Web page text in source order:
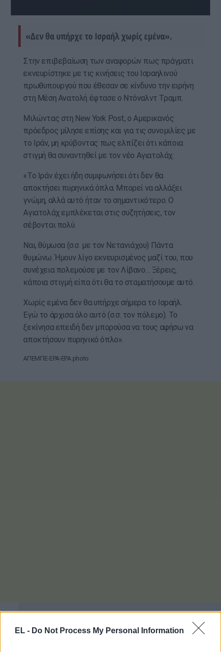
EL - Do Not Process My Personal Information
«Δεν θα υπήρχε το Ισραήλ χωρίς εμένα».
Στην επιβεβαίωση των αναφορών πως πράγματι
εκνευρίστηκε με τις κινήσεις του Ισραηλινού
πρωθυπουργού που έθεσαν σε κίνδυνο την ειρήνη
στη Μέση Ανατολή έφτασε ο Ντόναλντ Τραμπ.
Μιλώντας στη New York Post, ο Αμερικανός
πρόεδρος μίλησε επίσης και για τις συνομιλίες με
το Ιράν, μη κρύβοντας πως ελπίζει ότι κάποια
στιγμή θα συναντηθεί με τον νέο Αγιατολάχ:
«Το Ιράν έχει ήδη συμφωνήσει ότι δεν θα
αποκτήσει πυρηνικά όπλα. Μπορεί να αλλάξει
γνώμη, αλλά αυτό ήταν το σημαντικότερο. Ο
Αγιατολάχ εμπλέκεται στις συζητήσεις, τον
σέβονται πολύ.
Ναι, θύμωσα (σ.σ. με τον Νετανιάχου) Πάντα
θυμώνω. Ήμουν λίγο εκνευρισμένος μαζί του, που
συνέχεια πολεμούσε με τον Λίβανο… Ξέρεις,
κάποια στιγμή είπα ότι θα το σταματήσουμε αυτό.
Χωρίς εμένα δεν θα υπήρχε σήμερα το Ισραήλ.
Εγώ το άρχισα όλο αυτό (σ.σ. τον πόλεμο). Το
ξεκίνησα επειδή δεν μπορούσα να τους αφήσω να
αποκτήσουν πυρηνικό όπλο».
ΑΠΕΜΠΕ-EPA-EPA photo